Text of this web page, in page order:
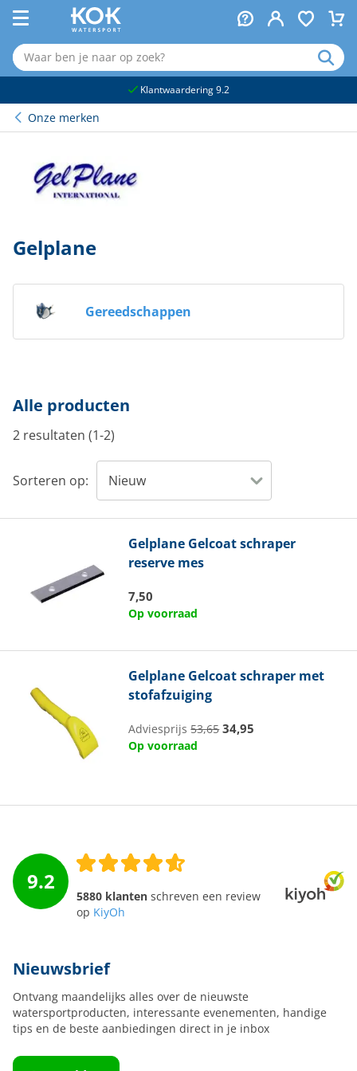
Klantwaardering 9.2
Onze merken
Gelplane
Gereedschappen
Alle producten
2 resultaten (1-2)
Sorteren op:
Gelplane Gelcoat schraper
reserve mes
7,50
Op voorraad
Gelplane Gelcoat schraper met
stofafzuiging
Adviesprijs53,65 34,95
Op voorraad
9.2
5880 klanten schreven een review
op KiyOh
Nieuwsbrief
Ontvang maandelijks alles over de nieuwste
watersportproducten, interessante evenementen, handige
tips en de beste aanbiedingen direct in je inbox